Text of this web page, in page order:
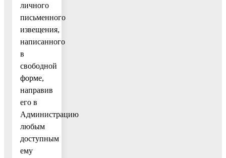
личного
письменного
извещения,
написанного
в
свободной
форме,
направив
его в
Администрацию
любым
доступным
ему